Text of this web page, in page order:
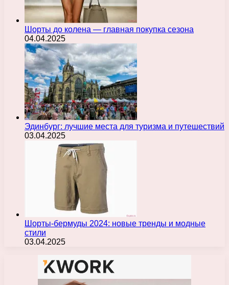
Шорты до колена — главная покупка сезона
04.04.2025
Эдинбург: лучшие места для туризма и путешествий
03.04.2025
Шорты-бермуды 2024: новые тренды и модные
стили
03.04.2025